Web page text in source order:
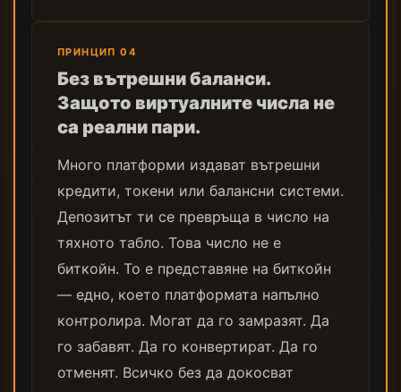
ПРИНЦИП 04
Без вътрешни баланси.
Защото виртуалните числа не
са реални пари.
Много платформи издават вътрешни
кредити, токени или балансни системи.
Депозитът ти се превръща в число на
тяхното табло. Това число не е
биткойн. То е представяне на биткойн
— едно, което платформата напълно
контролира. Могат да го замразят. Да
го забавят. Да го конвертират. Да го
отменят. Всичко без да докосват